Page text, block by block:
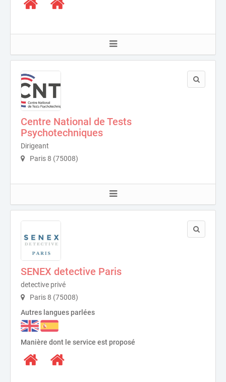
Centre National de Tests
Psychotechniques
Dirigeant
Paris 8 (75008)
SENEX detective Paris
detective privé
Paris 8 (75008)
Autres langues parlées
Manière dont le service est proposé